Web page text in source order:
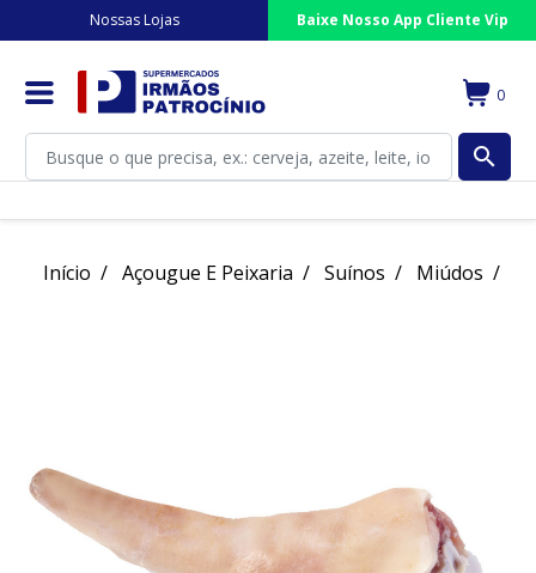
Nossas Lojas Baixe Nosso App Cliente Vip
0
search
Início Açougue E Peixaria Suínos Miúdos